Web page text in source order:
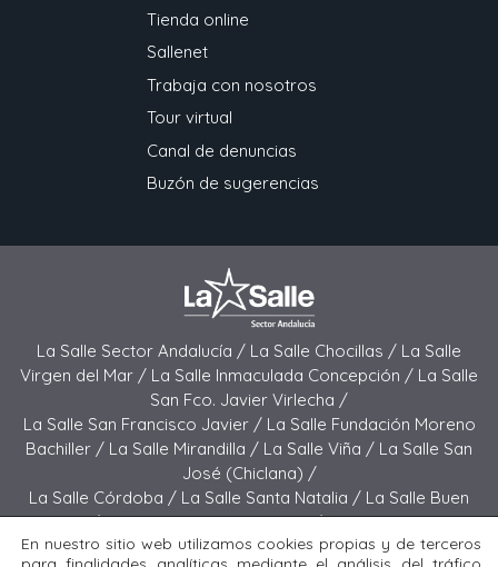
Tienda online
Sallenet
Trabaja con nosotros
Tour virtual
Canal de denuncias
Buzón de sugerencias
La Salle Sector Andalucía / La Salle Chocillas / La Salle
Virgen del Mar / La Salle Inmaculada Concepción / La Salle
San Fco. Javier Virlecha /
La Salle San Francisco Javier / La Salle Fundación Moreno
Bachiller / La Salle Mirandilla / La Salle Viña / La Salle San
José (Chiclana) /
La Salle Córdoba / La Salle Santa Natalia / La Salle Buen
Pastor /La Salle Sagrado Corazón /La Salle San José
(Jerez) / La Salle El Carmen (Melilla) /
En nuestro sitio web utilizamos cookies propias y de terceros